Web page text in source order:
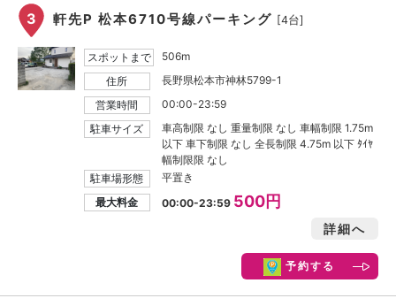
3 軒先P 松本6710号線パーキング [4台]
スポットまで
506m
住所
長野県松本市神林5799-1
営業時間
00:00-23:59
駐車サイズ
車高制限 なし 重量制限 なし 車幅制限 1.75m
以下 車下制限 なし 全長制限 4.75m 以下 ﾀｲﾔ
幅制限限 なし
駐車場形態
平置き
最大料金
00:00-23:59 500円
詳細へ
予約する